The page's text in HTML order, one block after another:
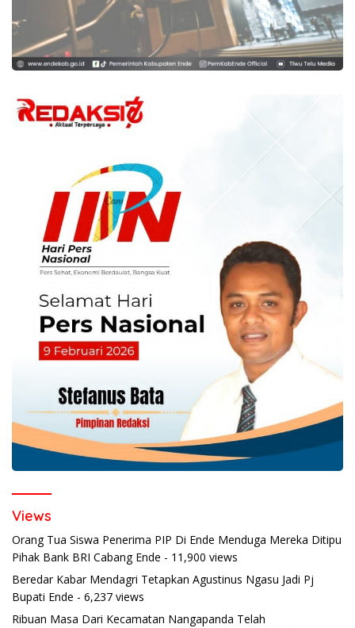
Views
Orang Tua Siswa Penerima PIP Di Ende Menduga Mereka Ditipu
Pihak Bank BRI Cabang Ende - 11,900 views
Beredar Kabar Mendagri Tetapkan Agustinus Ngasu Jadi Pj
Bupati Ende - 6,237 views
Ribuan Masa Dari Kecamatan Nangapanda Telah